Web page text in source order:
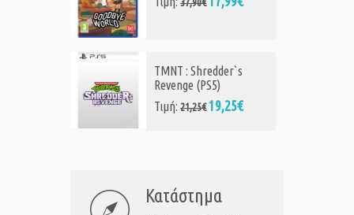
37,90€
TMNT : Shredder`s
Revenge (PS5)
Τιμή:21,25€ 19,25€
Κατάστημα